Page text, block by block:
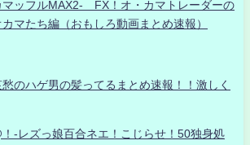
マッフルMAX2- FX！オ・カマトレーダーの
マたち編（おもしろ動画まとめ速報）
のハゲ男の髪ってるまとめ速報！！激しく
-レズっ娘百合ネエ！こじらせ！50独身処